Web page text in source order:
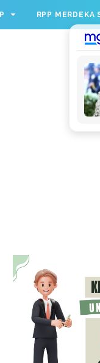
rppmer', [336,
RPP MERDEKA